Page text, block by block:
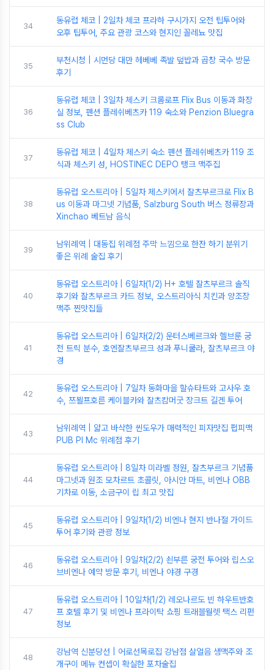
34
동유럽 체코 | 2일차 체코 프라하 구시가지 오전 팁투어와
오후 팁투어, 주요 관광 코스와 현지인 꼴레뇨 맛집
35
부천시청 | 시먼당 대만 헤베베 족발 덮밥과 곱창 국수 방문
후기
36
동유럽 체코 | 3일차 체스키 크롬로프 Flix Bus 이동과 화장
실 정보, 펜션 플레쉬베츠카 119 숙소와 Penzion Bluegra
ss Club
37
동유럽 체코 | 4일차 체스키 숙소 펜션 플레쉬베츠카 119 조
식과 체스키 성, HOSTINEC DEPO 탱크 맥주집
38
동유럽 오스트리아 | 5일차 체스키에서 잘츠부르크로 Flix B
us 이동과 마그넷 기념품, Salzburg South 버스 정류장과
Xinchao 베트남 음식
39
남위례역 | 대동집 위례점 주막 느낌으로 한잔 하기 분위기
좋은 위례 술집 후기
40
동유럽 오스트리아 | 6일차(1/2) H+ 호텔 잘츠부르크 솔직
후기와 잘츠부르크 카드 정보, 오스트리아식 치킨과 양조장
맥주 찐맛집들
41
동유럽 오스트리아 | 6일차(2/2) 운터스베르크와 헬브룬 궁
전 트릭 분수, 호엔잘츠부르크 성과 푸니쿨라, 잘츠부르크 야
경
42
동유럽 오스트리아 | 7일차 동화마을 할슈타트와 고사우 호
수, 쯔뵐프호른 케이블카와 잘츠캄머굿 장크트 길겐 투어
43
남위례역 | 얇고 바삭한 씬도우가 매력적인 피자맛집 펍피맥
PUB PI Mc 위례점 후기
44
동유럽 오스트리아 | 8일차 미라벨 정원, 잘츠부르크 기념품
마그넷과 원조 모차르트 초콜릿, 아시안 마트, 비엔나 OBB
기차로 이동, 소금구이 립 최고 맛집
45
동유럽 오스트리아 | 9일차(1/2) 비엔나 현지 반나절 가이드
투어 후기와 관광 정보
46
동유럽 오스트리아 | 9일차(2/2) 쇤부른 궁전 투어와 립스오
브비엔나 예약 방문 후기, 비엔나 야경 구경
47
동유럽 오스트리아 | 10일차(1/2) 레오나르도 빈 하우트반호
프 호텔 후기 및 비엔나 프라이탁 쇼핑 트래블월렛 택스 리펀
정보
48
강남역 신분당선 | 어로선목로집 강남점 살얼음 생맥주와 조
개구이 메뉴 컨셉이 확실한 포차술집